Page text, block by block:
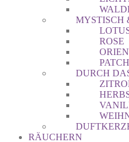
MYSTISCH
ROSE
DURCH
RÄUCHERN